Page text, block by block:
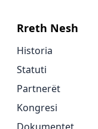
Rreth Nesh
Historia
Statuti
Partnerët
Kongresi